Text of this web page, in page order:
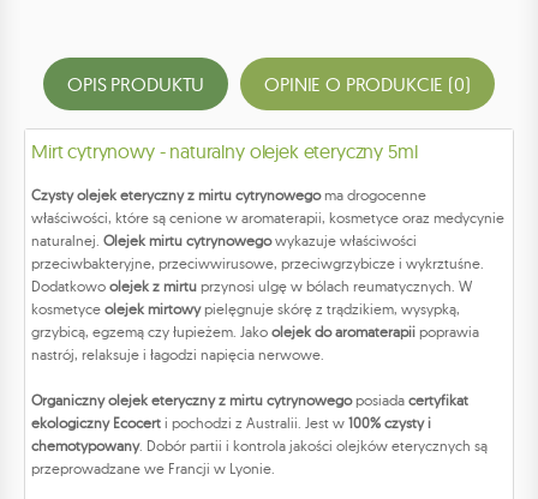
OPIS PRODUKTU OPINIE O PRODUKCIE (0)
Mirt cytrynowy - naturalny olejek eteryczny 5ml
Czysty olejek eteryczny z mirtu cytrynowegoma drogocenne
właściwości, które są cenione w aromaterapii, kosmetyce oraz medycynie
naturalnej. Olejek mirtu cytrynowegowykazuje właściwości
przeciwbakteryjne, przeciwwirusowe, przeciwgrzybicze i wykrztuśne.
Dodatkowo olejek z mirtu przynosi ulgę w bólach reumatycznych. W
kosmetyce olejek mirtowypielęgnuje skórę z trądzikiem, wysypką,
grzybicą, egzemą czy łupieżem. Jako olejek do aromaterapii poprawia
nastrój, relaksuje i łagodzi napięcia nerwowe.
Organiczny olejek eteryczny z mirtu cytrynowegoposiada certyfikat
ekologiczny Ecocert i pochodzi z Australii. Jest w 100% czysty i
chemotypowany. Dobór partii i kontrola jakości olejków eterycznych są
przeprowadzane we Francji w Lyonie.